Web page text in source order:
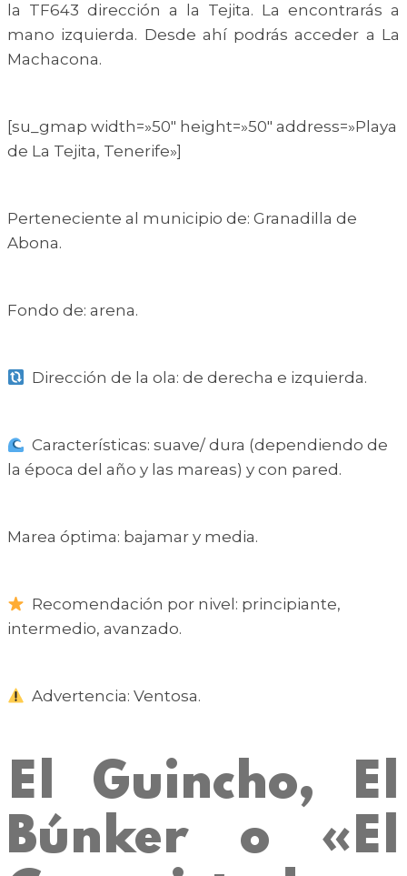
la TF643 dirección a la Tejita. La encontrarás a
mano izquierda. Desde ahí podrás acceder a La
Machacona.
[su_gmap width=»50″ height=»50″ address=»Playa
de La Tejita, Tenerife»]
Perteneciente al municipio de: Granadilla de
Abona.
Fondo de: arena.
Dirección de la ola: de derecha e izquierda.
Características: suave/ dura (dependiendo de
la época del año y las mareas) y con pared.
Marea óptima: bajamar y media.
Recomendación por nivel: principiante,
intermedio, avanzado.
Advertencia: Ventosa.
El Guincho, El
Búnker o «El